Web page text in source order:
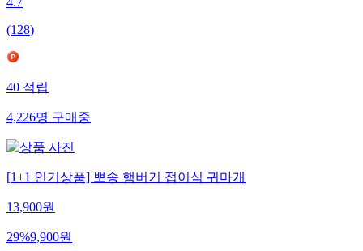
(128)
40 적립
4,226명 구매중
[1+1 인기상품] 뽀송 햄버거 접이식 귀마개
13,900원
29%9,900원